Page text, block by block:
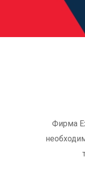
Фирма